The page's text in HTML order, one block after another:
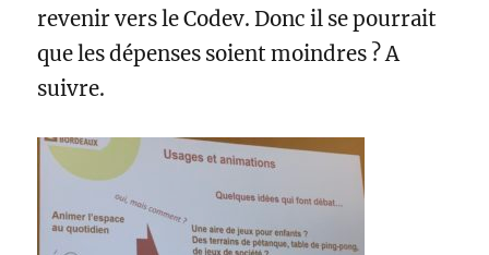
revenir vers le Codev. Donc il se pourrait
que les dépenses soient moindres ? A
suivre.